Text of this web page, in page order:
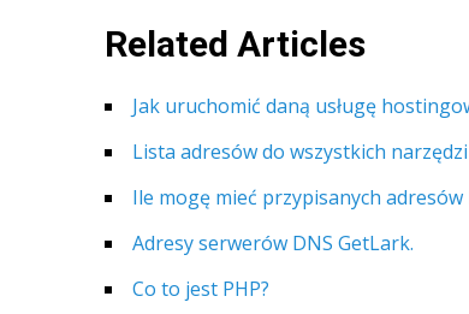
Related Articles
Jak uruchomić daną usługę
Lista adresów do wszystkich
Ile mogę mieć przypisanych
Adresy serwerów DNS GetLark.
Co to jest PHP?